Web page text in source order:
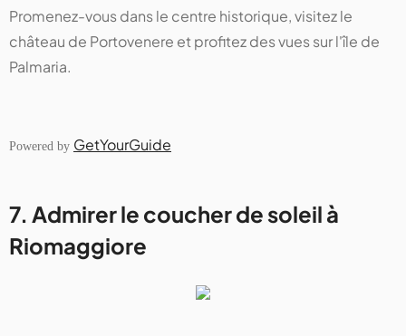
Promenez-vous dans le centre historique, visitez le
château de Portovenere et profitez des vues sur l'île de
Palmaria.
Powered by GetYourGuide
7. Admirer le coucher de soleil à
Riomaggiore